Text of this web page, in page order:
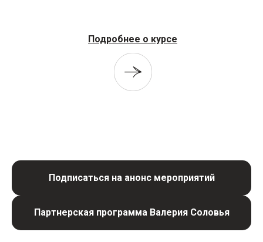
Подробнее о курсе
Подписаться на анонс мероприятий
Партнерская программа Валерия Соловья